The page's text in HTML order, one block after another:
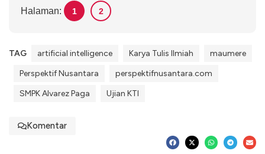
Halaman: 1 2
TAG artificial intelligence Karya Tulis Ilmiah
maumere
Perspektif Nusantara
perspektifnusantara.com
SMPK Alvarez Paga
Ujian KTI
Komentar